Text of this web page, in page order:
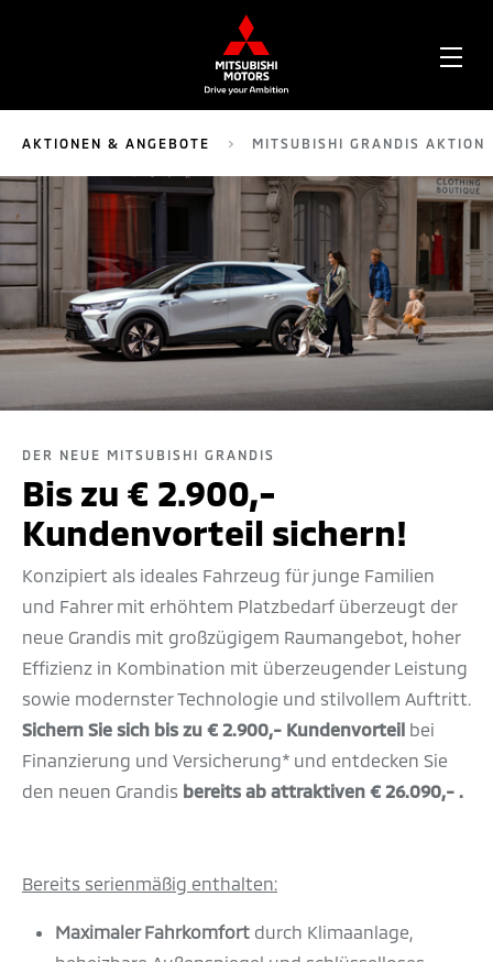
AKTIONEN & ANGEBOTE MITSUBISHI GRANDIS AKTION
DER NEUE MITSUBISHI GRANDIS
Bis zu € 2.900,-
Kundenvorteil sichern!
Konzipiert als ideales Fahrzeug für junge Familien
und Fahrer mit erhöhtem Platzbedarf überzeugt der
neue Grandis mit großzügigem Raumangebot, hoher
Effizienz in Kombination mit überzeugender Leistung
sowie modernster Technologie und stilvollem Auftritt.
Sichern Sie sich bis zu € 2.900,- Kundenvorteil bei
Finanzierung und Versicherung* und entdecken Sie
den neuen Grandis bereits ab attraktiven € 26.090,- .
Bereits serienmäßig enthalten:
Maximaler Fahrkomfort durch Klimaanlage,